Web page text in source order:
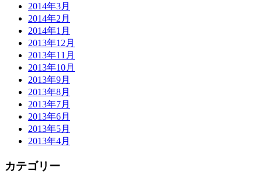
2014年3月
2014年2月
2014年1月
2013年12月
2013年11月
2013年10月
2013年9月
2013年8月
2013年7月
2013年6月
2013年5月
2013年4月
カテゴリー